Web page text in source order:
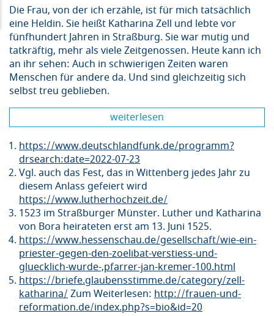
Die Frau, von der ich erzähle, ist für mich tatsächlich
eine Heldin. Sie heißt Katharina Zell und lebte vor
fünfhundert Jahren in Straßburg. Sie war mutig und
tatkräftig, mehr als viele Zeitgenossen. Heute kann ich
an ihr sehen: Auch in schwierigen Zeiten waren
Menschen für andere da. Und sind gleichzeitig sich
selbst treu geblieben.
weiterlesen
https://www.deutschlandfunk.de/programm?
drsearch:date=2022-07-23
Vgl. auch das Fest, das in Wittenberg jedes Jahr zu
diesem Anlass gefeiert wird
https://www.lutherhochzeit.de/
1523 im Straßburger Münster. Luther und Katharina
von Bora heirateten erst am 13. Juni 1525.
https://www.hessenschau.de/gesellschaft/wie-ein-
priester-gegen-den-zoelibat-verstiess-und-
gluecklich-wurde-,pfarrer-jan-kremer-100.html
https://briefe.glaubensstimme.de/category/zell-
katharina/Zum Weiterlesen: http://frauen-und-
reformation.de/index.php?s=bio&id=20